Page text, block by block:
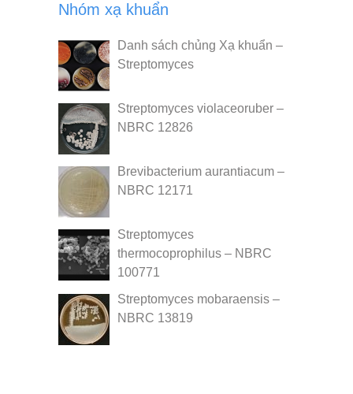
Nhóm xạ khuẩn
Danh sách chủng Xạ khuẩn –
Streptomyces
Streptomyces violaceoruber –
NBRC 12826
Brevibacterium aurantiacum –
NBRC 12171
Streptomyces
thermocoprophilus – NBRC
100771
Streptomyces mobaraensis –
NBRC 13819